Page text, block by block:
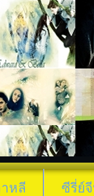
หลี ซีรี่ย์